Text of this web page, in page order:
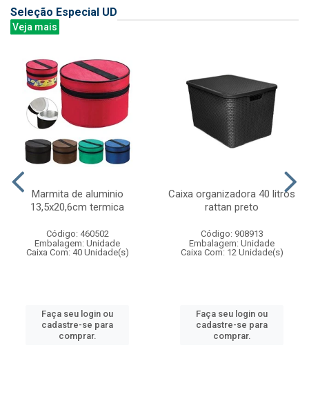
Seleção Especial UD
Veja mais
Marmita de aluminio
13,5x20,6cm termica
Código: 460502
Embalagem: Unidade
Caixa Com: 40 Unidade(s)
Faça seu login ou
cadastre-se para
comprar.
Caixa organizadora 40 litros
rattan preto
Código: 908913
Embalagem: Unidade
Caixa Com: 12 Unidade(s)
Faça seu login ou
cadastre-se para
comprar.